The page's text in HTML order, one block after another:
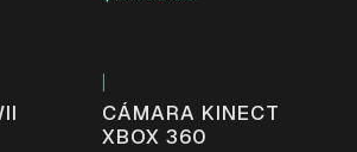
CÁMARA KINECT
XBOX 360